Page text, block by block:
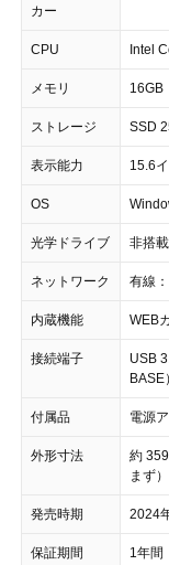
カー
CPU Intel
メモリ 16GB
ストレージ SSD
表示能力 15.6
OS
光学ドライブ 非搭載
ネットワーク 有線
内蔵機能 WEB
接続端子
USB
BASE
付属品 電源
外形寸法
約
まず）
発売時期 2024
保証期間 1年間